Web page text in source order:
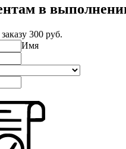
в
300 руб.
Имя